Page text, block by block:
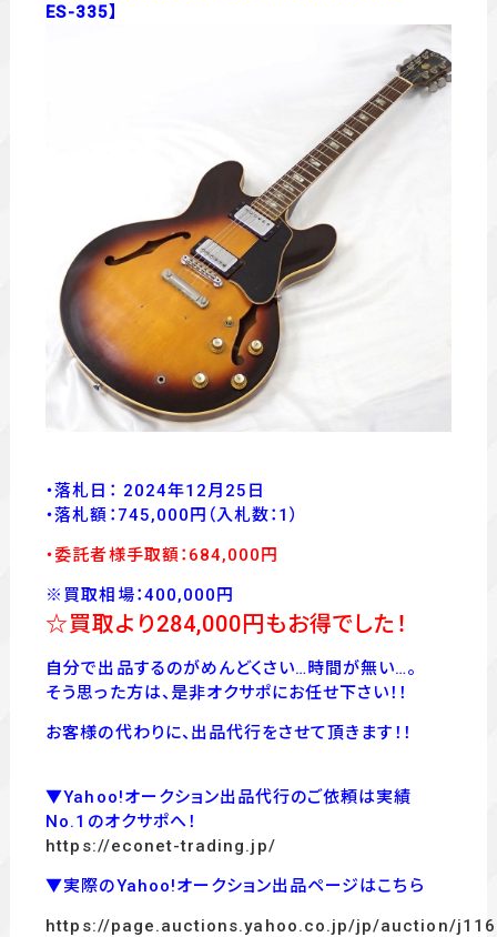
ES-335】
・落札日： 2024年12月25日
・落札額：745,000 円 （入札数：1）
・委託者様手取額：684,000 円
※買取相場：400,000円
☆買取より284,000円もお得でした！
自分で出品するのがめんどくさい…時間が無い…。
そう思った方は、是非オクサポにお任せ下さい！！
お客様の代わりに、出品代行をさせて頂きます！！
▼Yahoo!オークション出品代行のご依頼は実績
No.1のオクサポへ！
https://econet-trading.jp/
▼実際のYahoo!オークション出品ページはこちら
https://page.auctions.yahoo.co.jp/jp/auction/